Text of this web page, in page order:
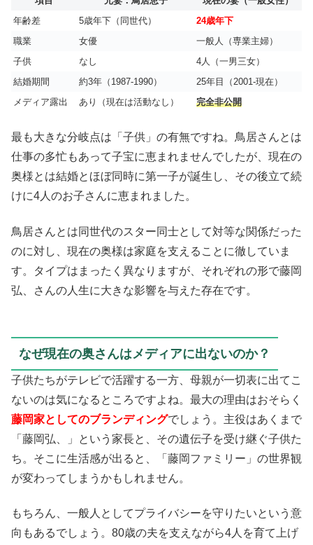
年齢差
5歳年下（同世代）
24歳年下
職業
女優
一般人（専業主婦）
子供
なし
4人（一男三女）
結婚期間
約3年（1987-1990）
25年目（2001-現在）
メディア露出
あり（現在は活動なし） 完全非公開
最も大きな分岐点は「子供」の有無ですね。鳥居さんとは
仕事の多忙もあって子宝に恵まれませんでしたが、現在の
奥様とは結婚とほぼ同時に第一子が誕生し、その後立て続
けに4人のお子さんに恵まれました。
鳥居さんとは同世代のスター同士として対等な関係だった
のに対し、現在の奥様は家庭を支えることに徹していま
す。タイプはまったく異なりますが、それぞれの形で藤岡
弘、さんの人生に大きな影響を与えた存在です。
なぜ現在の奥さんはメディアに出ないのか？
子供たちがテレビで活躍する一方、母親が一切表に出てこ
ないのは気になるところですよね。最大の理由はおそらく
藤岡家としてのブランディングでしょう。主役はあくまで
「藤岡弘、」という家長と、その遺伝子を受け継ぐ子供た
ち。そこに生活感が出ると、「藤岡ファミリー」の世界観
が変わってしまうかもしれません。
もちろん、一般人としてプライバシーを守りたいという意
向もあるでしょう。80歳の夫を支えながら4人を育て上げ